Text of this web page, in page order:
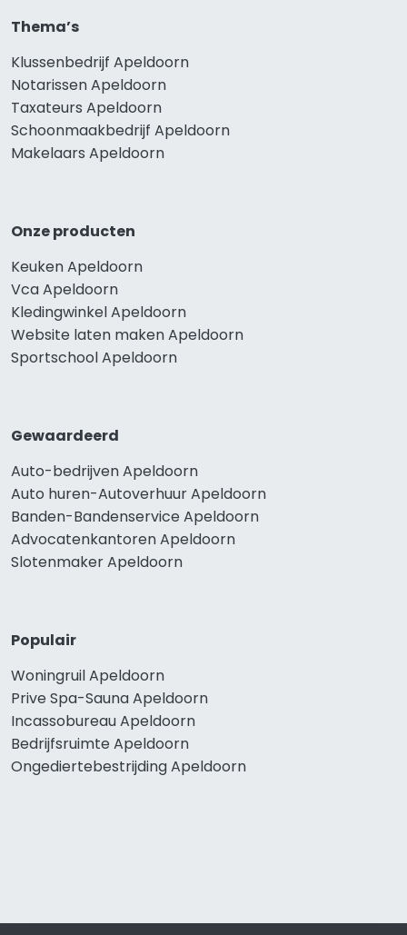
Thema’s
Klussenbedrijf Apeldoorn
Notarissen Apeldoorn
Taxateurs Apeldoorn
Schoonmaakbedrijf Apeldoorn
Makelaars Apeldoorn
Onze producten
Keuken Apeldoorn
Vca Apeldoorn
Kledingwinkel Apeldoorn
Website laten maken Apeldoorn
Sportschool Apeldoorn
Gewaardeerd
Auto-bedrijven Apeldoorn
Auto huren-Autoverhuur Apeldoorn
Banden-Bandenservice Apeldoorn
Advocatenkantoren Apeldoorn
Slotenmaker Apeldoorn
Populair
Woningruil Apeldoorn
Prive Spa-Sauna Apeldoorn
Incassobureau Apeldoorn
Bedrijfsruimte Apeldoorn
Ongediertebestrijding Apeldoorn